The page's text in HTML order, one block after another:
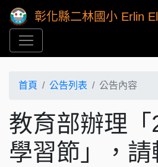
彰化縣二林國小 Erlin
首頁 公告列表 公告內容
教育部辦理「
學習節」，